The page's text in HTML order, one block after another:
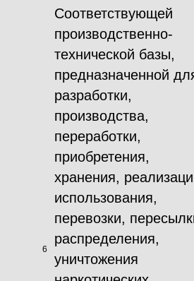
6
Соответствующей
производственно-
технической базы,
предназначенной
разработки,
производства,
переработки,
приобретения,
хранения,
использования,
перевозки,
распределения,
уничтожения